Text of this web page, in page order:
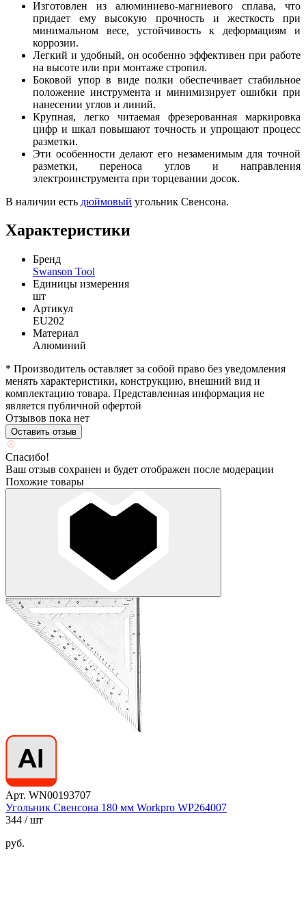
Изготовлен из алюминиево-магниевого сплава, что
придает ему высокую прочность и жесткость при
минимальном весе, устойчивость к деформациям и
коррозии.
Легкий и удобный, он особенно эффективен при работе
на высоте или при монтаже стропил.
Боковой упор в виде полки обеспечивает стабильное
положение инструмента и минимизирует ошибки при
нанесении углов и линий.
Крупная, легко читаемая фрезерованная маркировка
цифр и шкал повышают точность и упрощают процесс
разметки.
Эти особенности делают его незаменимым для точной
разметки, переноса углов и направления
электроинструмента при торцевании досок.
В наличии есть дюймовый угольник Свенсона.
Характеристики
Бренд
Swanson Tool
Единицы измерения
шт
Артикул
EU202
Материал
Алюминий
* Производитель оставляет за собой право без уведомления
менять характеристики, конструкцию, внешний вид и
комплектацию товара. Представленная информация не
является публичной офертой
Отзывов пока нет
Оставить отзыв
Спасибо!
Ваш отзыв сохранен и будет отображен после модерации
Похожие товары
Арт. WN00193707
Угольник Свенсона 180 мм Workpro WP264007
344 / шт
руб.